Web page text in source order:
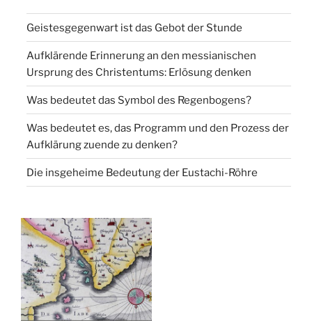
Geistesgegenwart ist das Gebot der Stunde
Aufklärende Erinnerung an den messianischen
Ursprung des Christentums: Erlösung denken
Was bedeutet das Symbol des Regenbogens?
Was bedeutet es, das Programm und den Prozess der
Aufklärung zuende zu denken?
Die insgeheime Bedeutung der Eustachi-Röhre